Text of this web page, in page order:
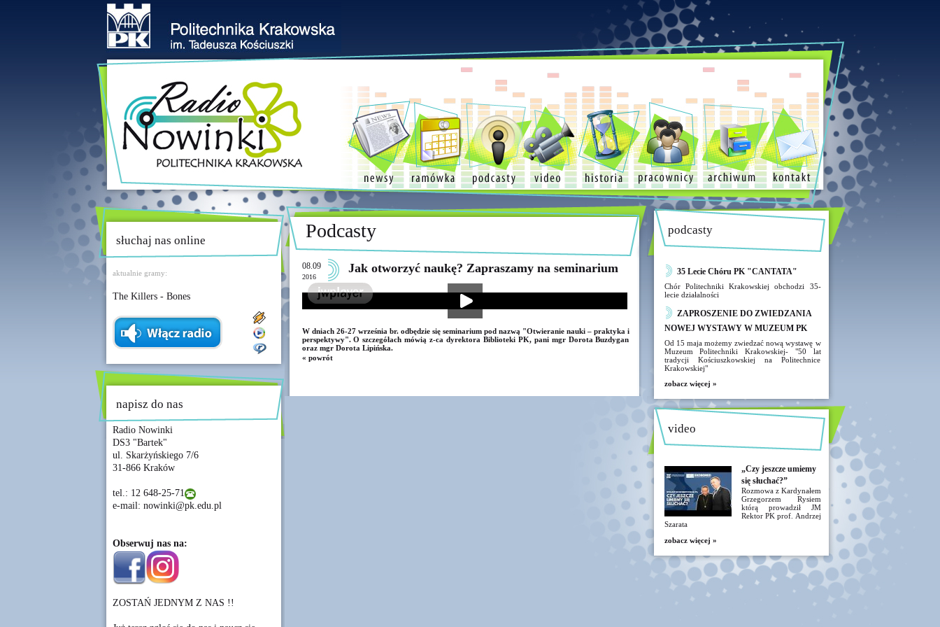
słuchaj nas online
aktualnie gramy:
The Killers - Bones
napisz do nas
Radio Nowinki
DS3 "Bartek"
ul. Skarżyńskiego 7/6
31-866 Kraków
tel.: 12 648-25-71
e-mail: nowinki@pk.edu.pl
Obserwuj nas na:
ZOSTAŃ JEDNYM Z NAS !!
Podcasty
08.09
2016
Jak otworzyć naukę? Zapraszamy na seminarium
W dniach 26-27 września br. odbędzie się seminarium pod nazwą "Otwieranie nauki – praktyka i
perspektywy". O szczegółach mówią z-ca dyrektora Biblioteki PK, pani mgr Dorota Buzdygan
oraz mgr Dorota Lipińska.
« powrót
podcasty
35 Lecie Chóru PK "CANTATA"
Chór Politechniki Krakowskiej obchodzi 35-
lecie działalności
ZAPROSZENIE DO ZWIEDZANIA
NOWEJ WYSTAWY W MUZEUM PK
Od 15 maja możemy zwiedzać nową wystawę w
Muzeum Politechniki Krakowskiej- "50 lat
tradycji Kościuszkowskiej na Politechnice
Krakowskiej"
zobacz więcej »
video
„Czy jeszcze umiemy
się słuchać?”
Rozmowa z Kardynałem
Grzegorzem Rysiem
którą prowadził JM
Rektor PK prof. Andrzej
Szarata
zobacz więcej »